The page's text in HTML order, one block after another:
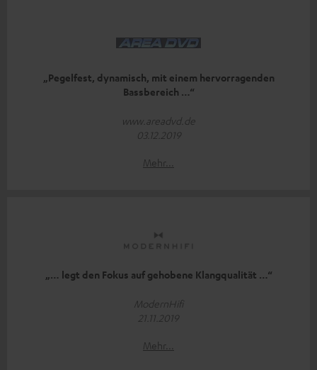
„Pegelfest, dynamisch, mit einem hervorragenden
Bassbereich …“
www.areadvd.de
03.12.2019
Mehr...
„… legt den Fokus auf gehobene Klangqualität …“
ModernHifi
21.11.2019
Mehr...